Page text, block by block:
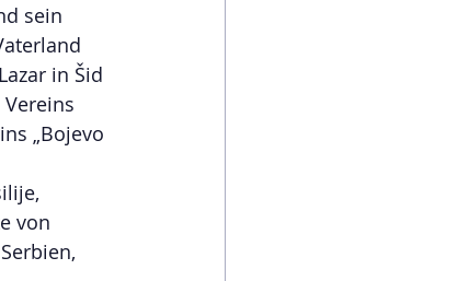
sein
in Šid
„Bojevo
von